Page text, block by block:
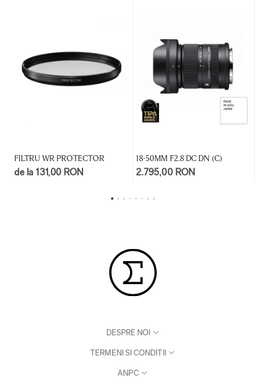
FILTRU WR PROTECTOR
de la 131,00 RON
18-50MM F2.8 DC DN (C)
2.795,00 RON
DESPRE NOI
TERMENI SI CONDITII
ANPC